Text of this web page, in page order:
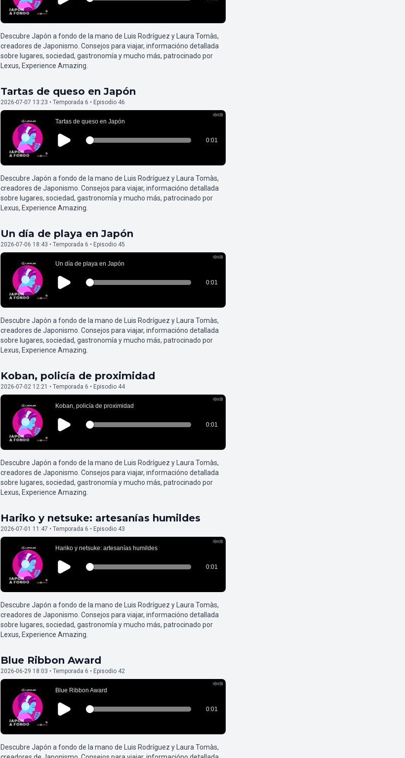
Descubre Japón a fondo de la mano de Luis Rodríguez y Laura Tomàs,
creadores de Japonismo. Consejos para viajar, informacióno detallada
sobre lugares, sociedad, gastronomía y mucho más, patrocinado por
Lexus, Experience Amazing.
Tartas de queso en Japón
2026-07-07 13:23 • Temporada 6 • Episodio 46
Descubre Japón a fondo de la mano de Luis Rodríguez y Laura Tomàs,
creadores de Japonismo. Consejos para viajar, informacióno detallada
sobre lugares, sociedad, gastronomía y mucho más, patrocinado por
Lexus, Experience Amazing.
Un día de playa en Japón
2026-07-06 18:43 • Temporada 6 • Episodio 45
Descubre Japón a fondo de la mano de Luis Rodríguez y Laura Tomàs,
creadores de Japonismo. Consejos para viajar, informacióno detallada
sobre lugares, sociedad, gastronomía y mucho más, patrocinado por
Lexus, Experience Amazing.
Koban, policía de proximidad
2026-07-02 12:21 • Temporada 6 • Episodio 44
Descubre Japón a fondo de la mano de Luis Rodríguez y Laura Tomàs,
creadores de Japonismo. Consejos para viajar, informacióno detallada
sobre lugares, sociedad, gastronomía y mucho más, patrocinado por
Lexus, Experience Amazing.
Hariko y netsuke: artesanías humildes
2026-07-01 11:47 • Temporada 6 • Episodio 43
Descubre Japón a fondo de la mano de Luis Rodríguez y Laura Tomàs,
creadores de Japonismo. Consejos para viajar, informacióno detallada
sobre lugares, sociedad, gastronomía y mucho más, patrocinado por
Lexus, Experience Amazing.
Blue Ribbon Award
2026-06-29 18:03 • Temporada 6 • Episodio 42
Descubre Japón a fondo de la mano de Luis Rodríguez y Laura Tomàs,